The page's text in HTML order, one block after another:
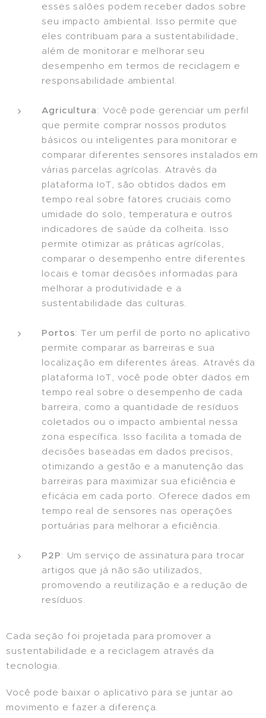
esses salões podem receber dados sobre
seu impacto ambiental. Isso permite que
eles contribuam para a sustentabilidade,
além de monitorar e melhorar seu
desempenho em termos de reciclagem e
responsabilidade ambiental.
Agricultura: Você pode gerenciar um perfil
que permite comprar nossos produtos
básicos ou inteligentes para monitorar e
comparar diferentes sensores instalados em
várias parcelas agrícolas. Através da
plataforma IoT, são obtidos dados em
tempo real sobre fatores cruciais como
umidade do solo, temperatura e outros
indicadores de saúde da colheita. Isso
permite otimizar as práticas agrícolas,
comparar o desempenho entre diferentes
locais e tomar decisões informadas para
melhorar a produtividade e a
sustentabilidade das culturas.
Portos: Ter um perfil de porto no aplicativo
permite comparar as barreiras e sua
localização em diferentes áreas. Através da
plataforma IoT, você pode obter dados em
tempo real sobre o desempenho de cada
barreira, como a quantidade de resíduos
coletados ou o impacto ambiental nessa
zona específica. Isso facilita a tomada de
decisões baseadas em dados precisos,
otimizando a gestão e a manutenção das
barreiras para maximizar sua eficiência e
eficácia em cada porto. Oferece dados em
tempo real de sensores nas operações
portuárias para melhorar a eficiência.
P2P: Um serviço de assinatura para trocar
artigos que já não são utilizados,
promovendo a reutilização e a redução de
resíduos.
Cada seção foi projetada para promover a
sustentabilidade e a reciclagem através da
tecnologia.
Você pode baixar o aplicativo para se juntar ao
movimento e fazer a diferença.